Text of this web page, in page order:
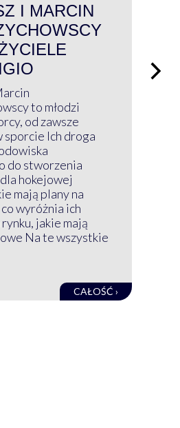
I MARCIN
to młodzi
od zawsze
sporcie Ich droga
do stworzenia
hokejowej
mają plany na
wyróżnia ich
jakie mają
Na te wszystkie
CAŁOŚĆ ›